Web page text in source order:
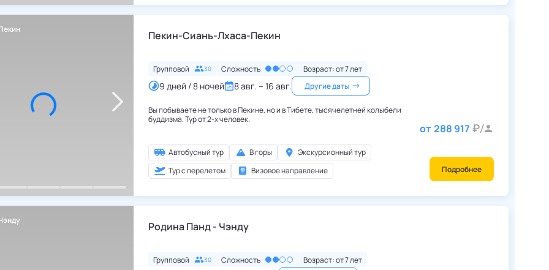
Пекин-Сиань-Лхаса-Пекин
Групповой 30 Сложность Возраст: от7лет
9 дней / 8 ночей 8 авг. – 16 авг. Другие даты
Вы побываете не только в Пекине, но и в Тибете, тысячелетней колыбели
буддизма. Тур от 2-х человек.
Автобусный тур В горы
Экскурсионный тур
Тур с перелетом
Визовое направление
от 288 917
Подробнее
Родина Панд - Чэнду
Групповой 30 Сложность Возраст: от7лет